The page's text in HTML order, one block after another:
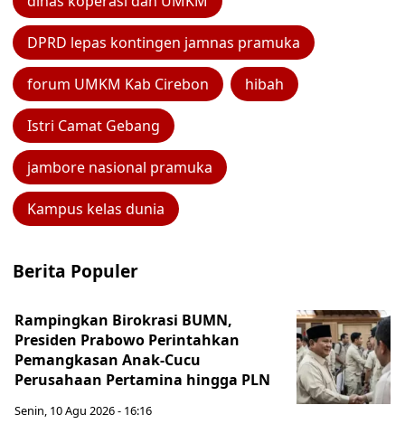
DPRD lepas kontingen jamnas pramuka
forum UMKM Kab Cirebon hibah
Istri Camat Gebang
jambore nasional pramuka
Kampus kelas dunia
Berita Populer
Rampingkan Birokrasi BUMN,
Presiden Prabowo Perintahkan
Pemangkasan Anak-Cucu
Perusahaan Pertamina hingga PLN
Senin, 10 Agu 2026 - 16:16